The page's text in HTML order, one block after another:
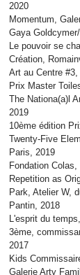
2020
Momentum,
Gaya
Le pouvoir se
Création,
Art au Centre
Prix Master
The Nationa(a)l
2019
10ème édition
Twenty-Five
Paris, 2019
Fondation
Repetition as
Park, Atelier W,
Pantin, 2018
L'esprit du
3ème,
2017
Kids
Galerie Arty